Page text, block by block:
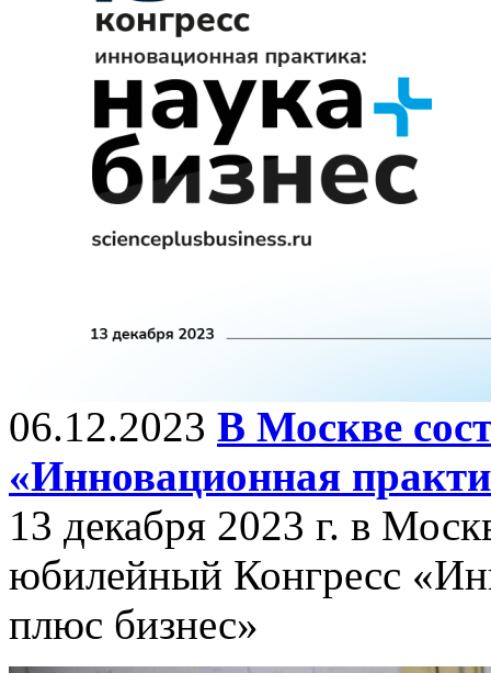
06.12.2023 В Москве
«Инновационная
13 декабря 2023 г. в
юбилейный Конгресс
плюс бизнес»